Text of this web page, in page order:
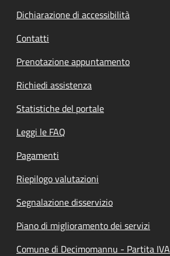
Dichiarazione di accessibilità
Contatti
Prenotazione appuntamento
Richiedi assistenza
Statistiche del portale
Leggi le FAQ
Pagamenti
Riepilogo valutazioni
Segnalazione disservizio
Piano di miglioramento dei servizi
Comune di Decimomannu - Partita IVA